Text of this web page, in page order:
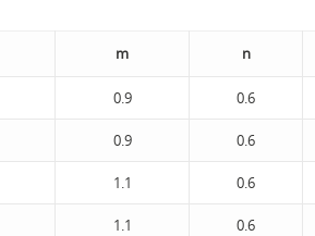
m n
0.9 0.6
0.9 0.6
1.1 0.6
1.1 0.6